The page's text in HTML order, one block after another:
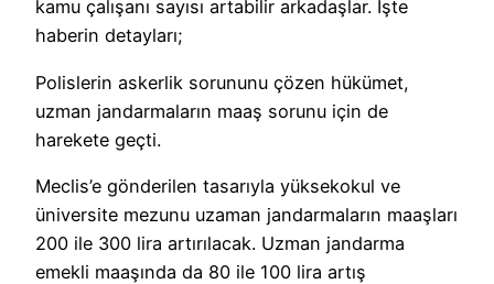
kamu çalışanı sayısı artabilir arkadaşlar. İşte
haberin detayları;
Polislerin askerlik sorununu çözen hükümet,
uzman jandarmaların maaş sorunu için de
harekete geçti.
Meclis’e gönderilen tasarıyla yüksekokul ve
üniversite mezunu uzaman jandarmaların maaşları
200 ile 300 lira artırılacak. Uzman jandarma
emekli maaşında da 80 ile 100 lira artış